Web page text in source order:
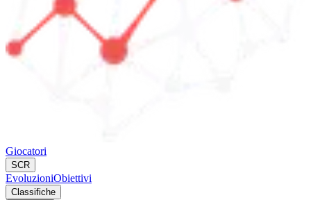
Giocatori
SCR
EvoluzioniObiettivi
Classifiche